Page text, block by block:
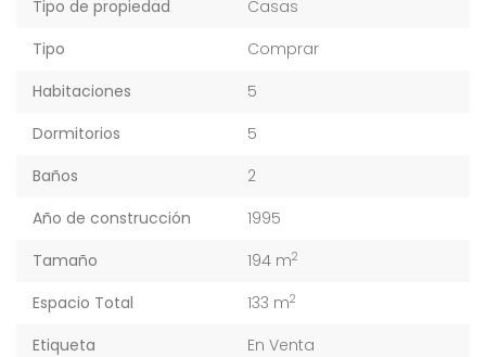
Tipo de propiedad
Casas
Tipo
Comprar
Habitaciones
5
Dormitorios
5
Baños
2
Año de construcción
1995
Tamaño
194 m2
Espacio Total 133 m2
Etiqueta
En Venta